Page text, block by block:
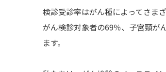
検診受診率はがん種によってさま
がん検診対象者の69％、子宮頸が
ます。